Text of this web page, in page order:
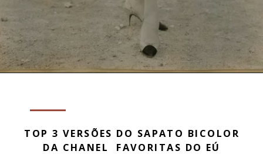
TOP 3 VERSÕES DO SAPATO BICOLOR
DA CHANEL FAVORITAS DO EÚ